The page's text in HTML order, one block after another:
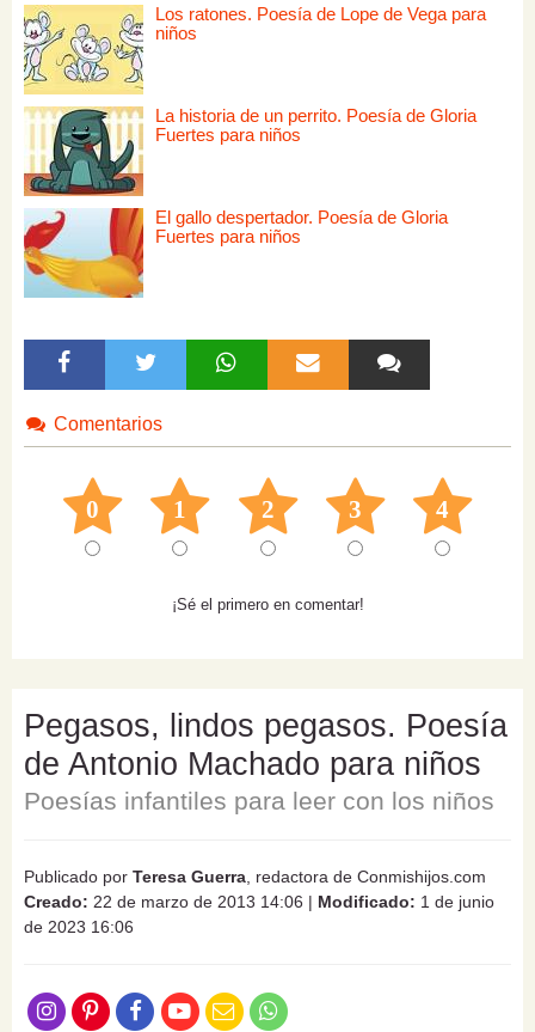
Los ratones. Poesía de Lope de Vega para
niños
La historia de un perrito. Poesía de Gloria
Fuertes para niños
El gallo despertador. Poesía de Gloria
Fuertes para niños
Comentarios
0 1 2 3 4
¡Sé el primero en comentar!
Pegasos, lindos pegasos. Poesía
de Antonio Machado para niños
Poesías infantiles para leer con los niños
Publicado por Teresa Guerra , redactora de Conmishijos.com
Creado: 22 de marzo de 2013 14:06 | Modificado: 1 de junio
de 2023 16:06